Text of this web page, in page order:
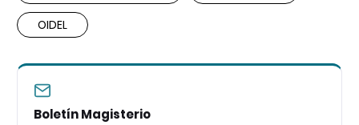
OIDEL
Boletín Magisterio